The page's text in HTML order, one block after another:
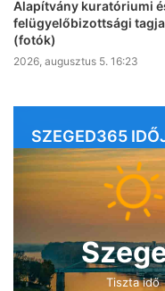
Alapítvány kuratóriumi
felügyelőbizottsági
(fotók)
2026, augusztus 5. 16:23
SZEGED365
Tiszta idő